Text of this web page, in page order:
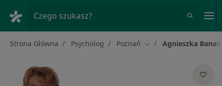
Czego szukasz?
Strona Główna Psycholog Poznań Zmień miasto
Agnieszka